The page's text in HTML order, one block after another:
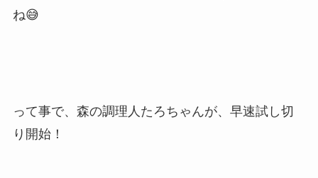
ね😅
って事で、森の調理人たろちゃんが、早速試し切
り開始！